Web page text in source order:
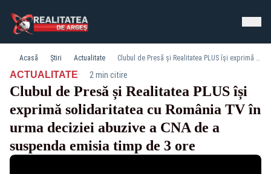
Acasă Știri Actualitate Clubul de Presă și Realitatea PLUS își exprimă solidaritatea cu România TV în urma deciziei abuzive a CNA de a suspenda emisia timp de 3 ore
ACTUALITATE· 2 min citire
Clubul de Presă și Realitatea PLUS își
exprimă solidaritatea cu România TV în
urma deciziei abuzive a CNA de a
suspenda emisia timp de 3 ore